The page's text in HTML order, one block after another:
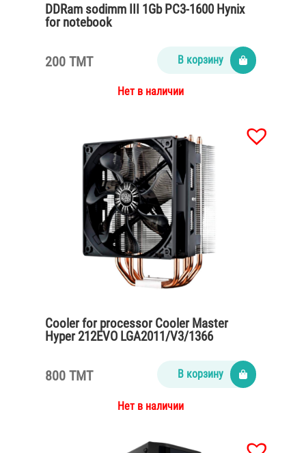
DDRam sodimm III 1Gb PC3-1600 Hynix
for notebook
200 TMT В корзину
Нет в наличии
Cooler for processor Cooler Master
Hyper 212EVO LGA2011/V3/1366
800 TMT В корзину
Нет в наличии